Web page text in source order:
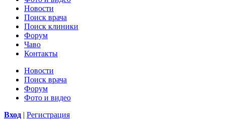
Новости
Поиск врача
Поиск клиники
Форум
Чаво
Контакты
Новости
Поиск врача
Форум
Фото и видео
Вход | Регистрация